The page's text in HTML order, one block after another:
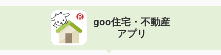
goo住宅・不動産
アプリ